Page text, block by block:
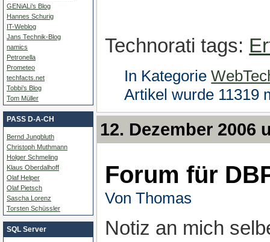
GENiALi’s Blog
Hannes Schurig
IT-Weblog
Jans Technik-Blog
namics
Petronella
Prometeo
techfacts.net
Tobbi’s Blog
Tom Müller
PASS D-A-CH
Bernd Jungbluth
Christoph Muthmann
Holger Schmeling
Klaus Oberdalhoff
Olaf Helper
Olaf Pietsch
Sascha Lorenz
Torsten Schüssler
SQL Server
Technorati tags:
In Kategorie
Artikel wurde 11319
12. Dezember 2006
Forum für
Von Thomas
Notiz an mich